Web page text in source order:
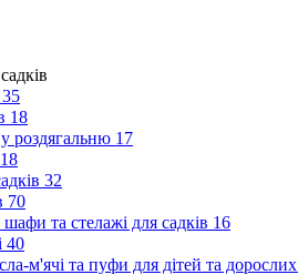
35
18
роздягальню 17
18
32
70
та стелажі для садків 16
40
м'ячі та пуфи для дітей та